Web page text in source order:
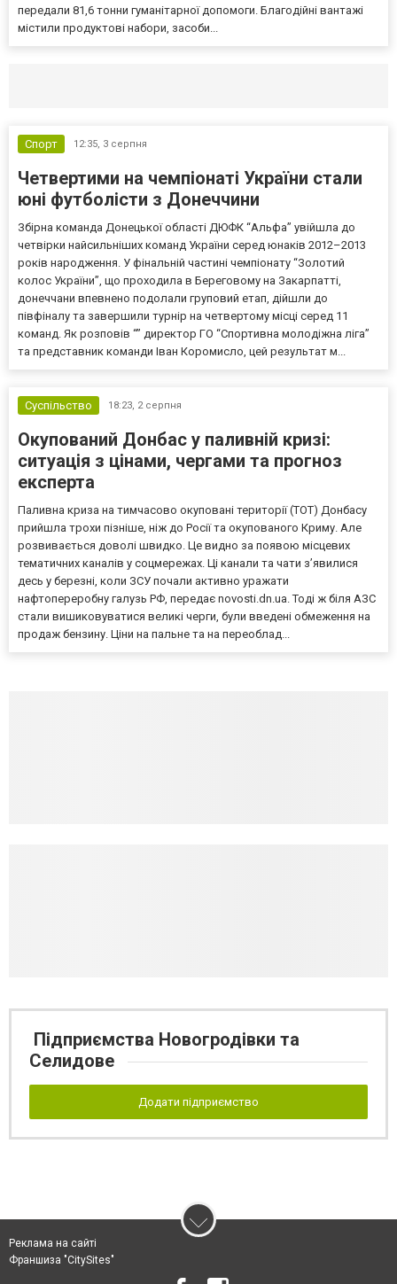
передали 81,6 тонни гуманітарної допомоги. Благодійні вантажі
містили продуктові набори, засоби...
Спорт 12:35, 3 серпня
Четвертими на чемпіонаті України стали
юні футболісти з Донеччини
Збірна команда Донецької області ДЮФК “Альфа” увійшла до
четвірки найсильніших команд України серед юнаків 2012–2013
років народження. У фінальній частині чемпіонату “Золотий
колос України”, що проходила в Береговому на Закарпатті,
донеччани впевнено подолали груповий етап, дійшли до
півфіналу та завершили турнір на четвертому місці серед 11
команд. Як розповів “” директор ГО “Спортивна молодіжна ліга”
та представник команди Іван Коромисло, цей результат м...
Суспільство 18:23, 2 серпня
Окупований Донбас у паливній кризі:
ситуація з цінами, чергами та прогноз
експерта
Паливна криза на тимчасово окуповані території (ТОТ) Донбасу
прийшла трохи пізніше, ніж до Росії та окупованого Криму. Але
розвивається доволі швидко. Це видно за появою місцевих
тематичних каналів у соцмережах. Ці канали та чати з’явилися
десь у березні, коли ЗСУ почали активно уражати
нафтопереробну галузь РФ, передає novosti.dn.ua. Тоді ж біля АЗС
стали вишиковуватися великі черги, були введені обмеження на
продаж бензину. Ціни на пальне та на переоблад...
Підприємства Новогродівки та
Селидове
Додати підприємство
Реклама на сайті
Франшиза "CitySites"